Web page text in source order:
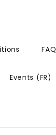
FAQ
Events (FR)